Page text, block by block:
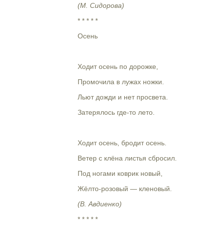
(М. Сидорова)
* * * * *
Осень
Ходит осень по дорожке,
Промочила в лужах ножки.
Льют дожди и нет просвета.
Затерялось где-то лето.
Ходит осень, бродит осень.
Ветер с клёна листья сбросил.
Под ногами коврик новый,
Жёлто-розовый — кленовый.
(В. Авдиенко)
* * * * *